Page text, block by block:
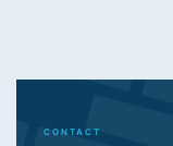
CONTACT